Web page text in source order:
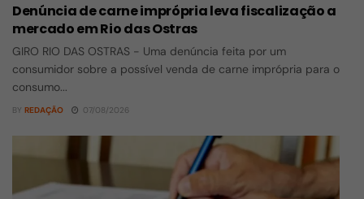
Denúncia de carne imprópria leva fiscalização a
mercado em Rio das Ostras
GIRO RIO DAS OSTRAS - Uma denúncia feita por um
consumidor sobre a possível venda de carne imprópria para o
consumo...
BY REDAÇÃO 07/08/2026